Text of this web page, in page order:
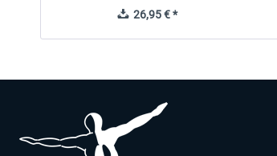
26,95 € *